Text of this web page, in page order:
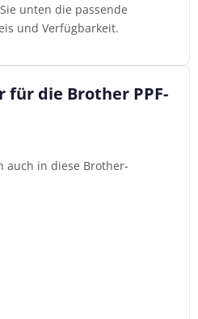
unten die passende
und Verfügbarkeit.
für die Brother PPF-
auch in diese Brother-